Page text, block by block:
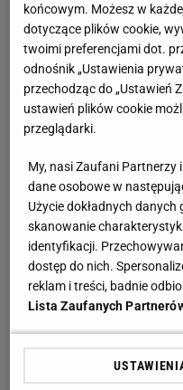
końcowym. Możesz w
dotyczące plików cookie,
twoimi preferencjami dot.
odnośnik „Ustawienia
przechodząc do „Ustawień
ustawień plików cookie
przeglądarki.
My, nasi Zaufani Partnerzy
dane osobowe w
Użycie dokładnych
skanowanie
identyfikacji.
dostęp do nich.
reklam i treści, badnie
Lista Zaufanych